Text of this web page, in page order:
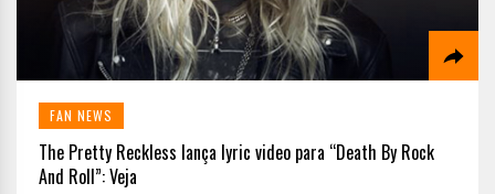
FAN NEWS
The Pretty Reckless lança lyric video para “Death By Rock
And Roll”: Veja